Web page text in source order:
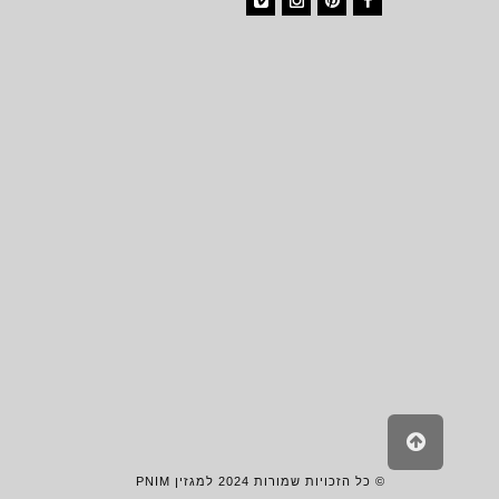
© כל הזכויות שמורות 2024 למגזין PNIM
גלילה
לראש
העמוד